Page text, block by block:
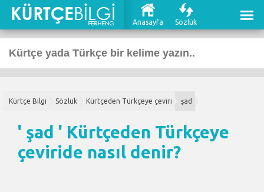
Anasayfa Sözlük
Kürtçe Bilgi Sözlük Kürtçeden Türkçeye çeviri şad
' şad ' Kürtçeden Türkçeye
çeviride nasıl denir?